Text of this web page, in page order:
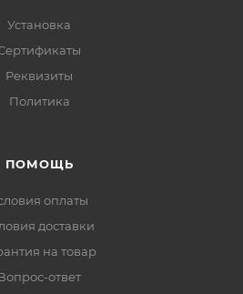
Установка
Реквизиты
Политика
ПОМОЩЬ
оплаты
доставки
на товар
ответ